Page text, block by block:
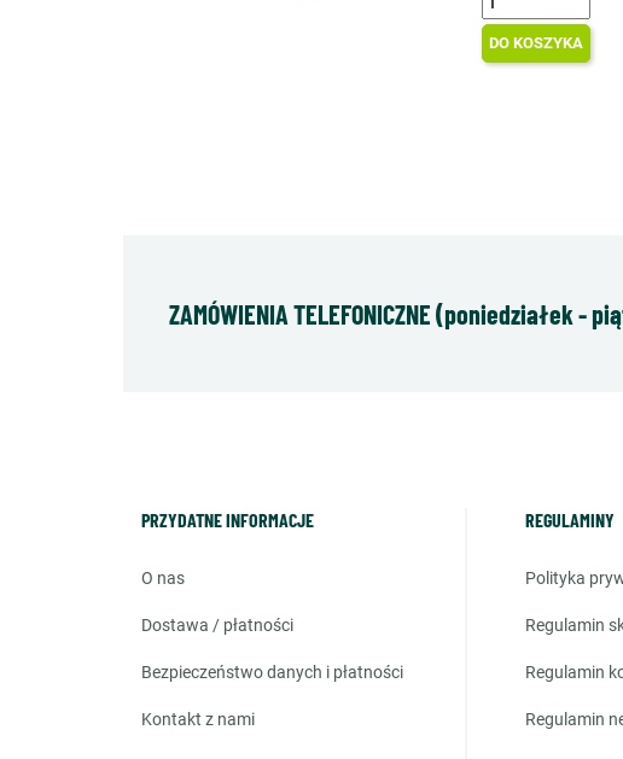
DO KOSZYKA
ZAMÓWIENIA TELEFONICZNE (poniedziałek -
PRZYDATNE INFORMACJE
o nas
dostawa / płatności
bezpieczeństwo danych i płatności
kontakt z nami
REGULAMINY
polityka
regulamin
regulamin
regulamin